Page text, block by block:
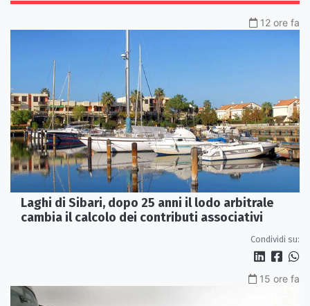
12 ore fa
Laghi di Sibari, dopo 25 anni il lodo arbitrale
cambia il calcolo dei contributi associativi
Condividi su:
15 ore fa